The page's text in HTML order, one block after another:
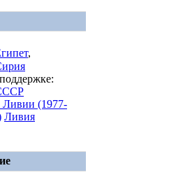
,
Ливии (1977-
Ливия